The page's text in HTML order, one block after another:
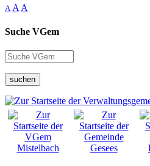
A A A
Suche VGem
suchen